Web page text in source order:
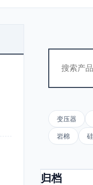
变压器
岩棉
归档